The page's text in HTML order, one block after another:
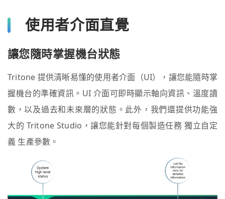
使用者介面直覺
讓您隨時掌握機台狀態
Tritone 提供清晰易懂的使用者介面（UI），讓您能隨時掌
握機台的準確資訊。UI 介面可即時顯示軸向資訊、溫度讀
數，以及過去和未來層的狀態。此外，我們還提供功能強
大的 Tritone Studio，讓您能針對每個製造任務 獨立自定
義 生產參數。